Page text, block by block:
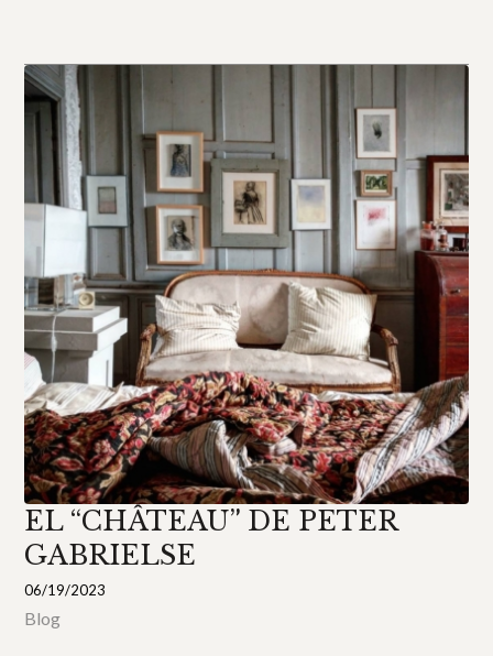
EL “CHÂTEAU” DE PETER
GABRIELSE
06/19/2023
Blog